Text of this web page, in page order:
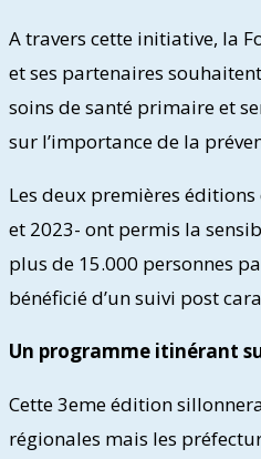
A travers cette initiative, la
et ses partenaires
soins de santé primaire et
sur l’importance de la
Les deux premières éditions
et 2023- ont permis la
plus de 15.000 personnes
bénéficié d’un suivi post
Un programme itinérant
Cette 3eme édition
régionales mais les